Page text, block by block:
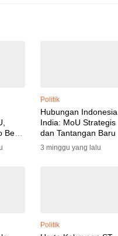
Beri
Politik
Hubungan Indonesia
India: MoU Strategis
dan Tantangan Baru
3 minggu yang lalu
Politik